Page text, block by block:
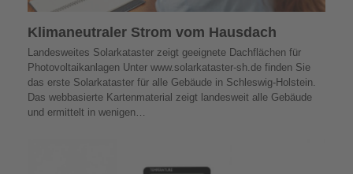
Klimaneutraler Strom vom Hausdach
Landesweites Solarkataster zeigt geeignete Dachflächen für
Photovoltaikanlagen Unter www.solarkataster-sh.de finden Sie
das erste Solarkataster für alle Gebäude in Schleswig-Holstein.
Das webbasierte Kartenmaterial zeigt landesweit alle Gebäude
und ermittelt in wenigen…